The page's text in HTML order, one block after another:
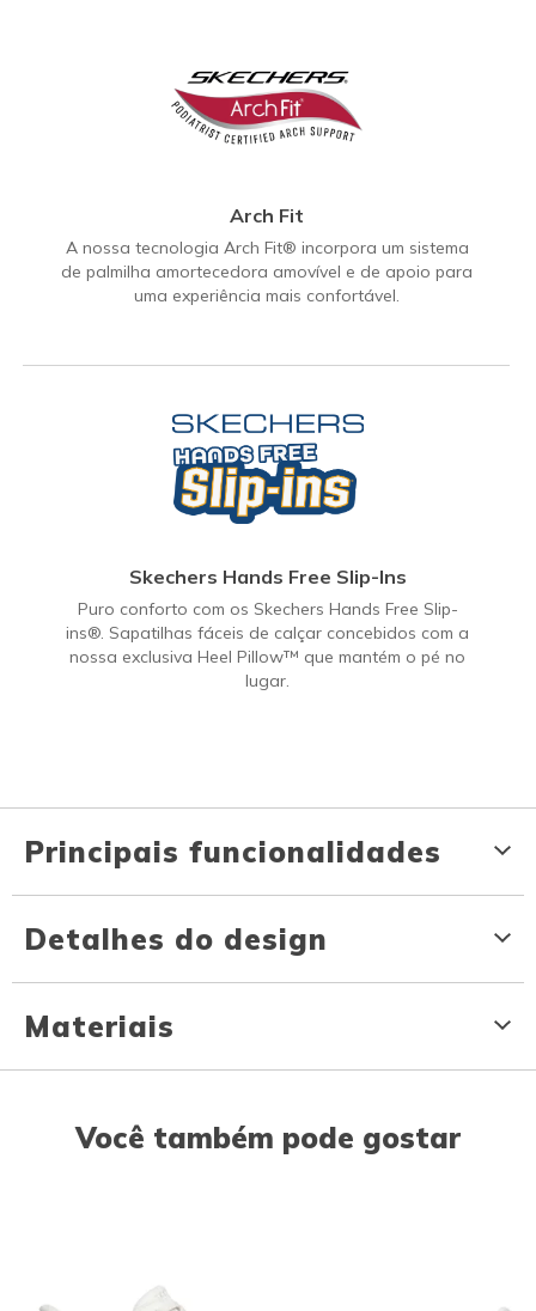
Arch Fit
A nossa tecnologia Arch Fit® incorpora um sistema
de palmilha amortecedora amovível e de apoio para
uma experiência mais confortável.
Skechers Hands Free Slip-Ins
Puro conforto com os Skechers Hands Free Slip-
ins®. Sapatilhas fáceis de calçar concebidos com a
nossa exclusiva Heel Pillow™ que mantém o pé no
lugar.
Principais funcionalidades
Detalhes do design
Materiais
Você também pode gostar